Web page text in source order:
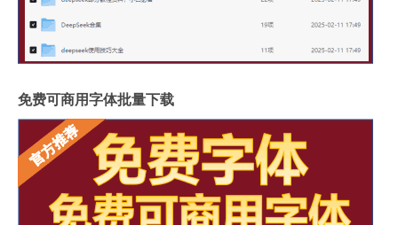
免费可商用字体批量下载